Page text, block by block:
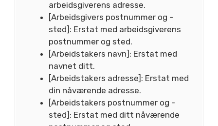
arbeidsgiverens adresse.
[Arbeidsgivers postnummer og -
sted]: Erstat med arbeidsgiverens
postnummer og sted.
[Arbeidstakers navn]: Erstat med
navnet ditt.
[Arbeidstakers adresse]: Erstat med
din nåværende adresse.
[Arbeidstakers postnummer og -
sted]: Erstat med ditt nåværende